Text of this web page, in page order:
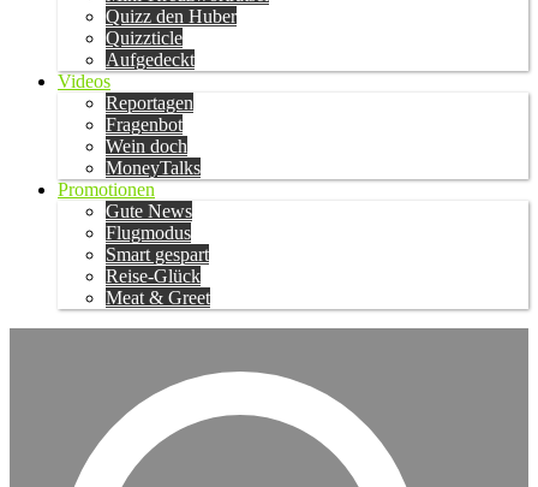
Quizz den Huber
Quizzticle
Aufgedeckt
Videos
Reportagen
Fragenbot
Wein doch
MoneyTalks
Promotionen
Gute News
Flugmodus
Smart gespart
Reise-Glück
Meat & Greet